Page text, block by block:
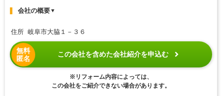
会社の概要▼
住所 岐阜市大脇１－３６
無料
匿名
この会社を含めた会社紹介を申込む
※リフォーム内容によっては、
この会社をご紹介できない場合があります。